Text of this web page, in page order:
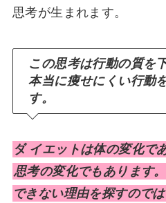
思考が生まれます。
この思考は行動の質を
本当に痩せにくい行動
す。
ダ イエットは体の変化で
思考の変化でもあります。
できない理由を探すのでは